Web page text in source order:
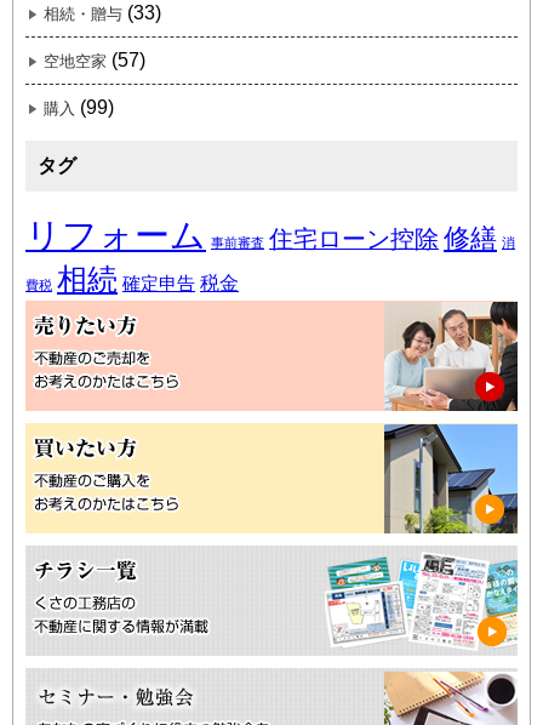
相続・贈与 (33)
空地空家 (57)
購入 (99)
タグ
リフォーム 事前審査 住宅ローン控除 修繕 消
費税 相続 確定申告 税金